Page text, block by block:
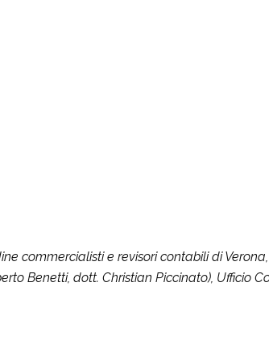
commercialisti e revisori contabili di
Benetti, dott. Christian Piccinato), Ufficio